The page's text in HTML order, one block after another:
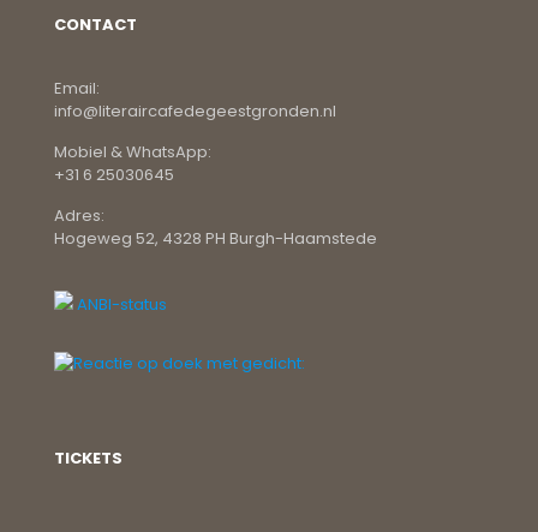
CONTACT
Email:
info@literaircafedegeestgronden.nl
Mobiel & WhatsApp:
+31 6 25030645
Adres:
Hogeweg 52, 4328 PH Burgh-Haamstede
ANBI-status
TICKETS